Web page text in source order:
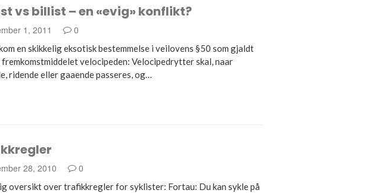
vs billist – en «evig» konflikt?
1, 2011 0
en skikkelig eksotisk bestemmelse i veilovens §50 som gjaldt
fremkomstmiddelet velocipeden: Velocipedrytter skal, naar
ridende eller gaaende passeres, og…
28, 2010 0
oversikt over trafikkregler for syklister: Fortau: Du kan sykle på